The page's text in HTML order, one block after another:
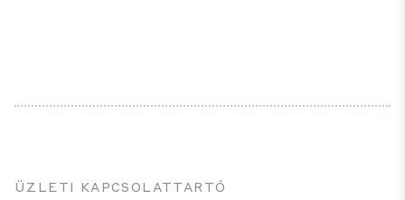
ÜZLETI KAPCSOLATTARTÓ